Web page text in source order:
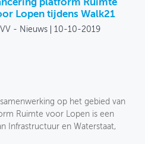
platform Ruimte
Lopen tijdens Walk21
- Nieuws 10-10-2019
op het gebied van
Ruimte voor Lopen is een
Infrastructuur en Waterstaat,